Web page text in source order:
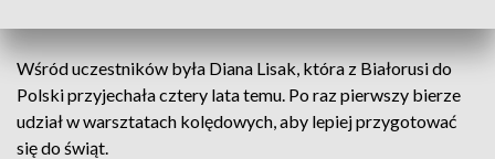
Wśród uczestników była Diana Lisak, która z Białorusi do
Polski przyjechała cztery lata temu. Po raz pierwszy bierze
udział w warsztatach kolędowych, aby lepiej przygotować
się do świąt.